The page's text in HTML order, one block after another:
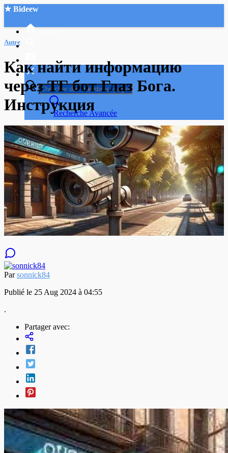
★ Bideew
Recherche Avancée
Mon compte
Connexion
Créer un compte
Mode nuit
Autre
Как найти информацию
через ТГ бот Глаз Бога.
Инструкция
Parsonnick84
Publié le 25 Aug 2024 à 04:55
.
Partager avec: